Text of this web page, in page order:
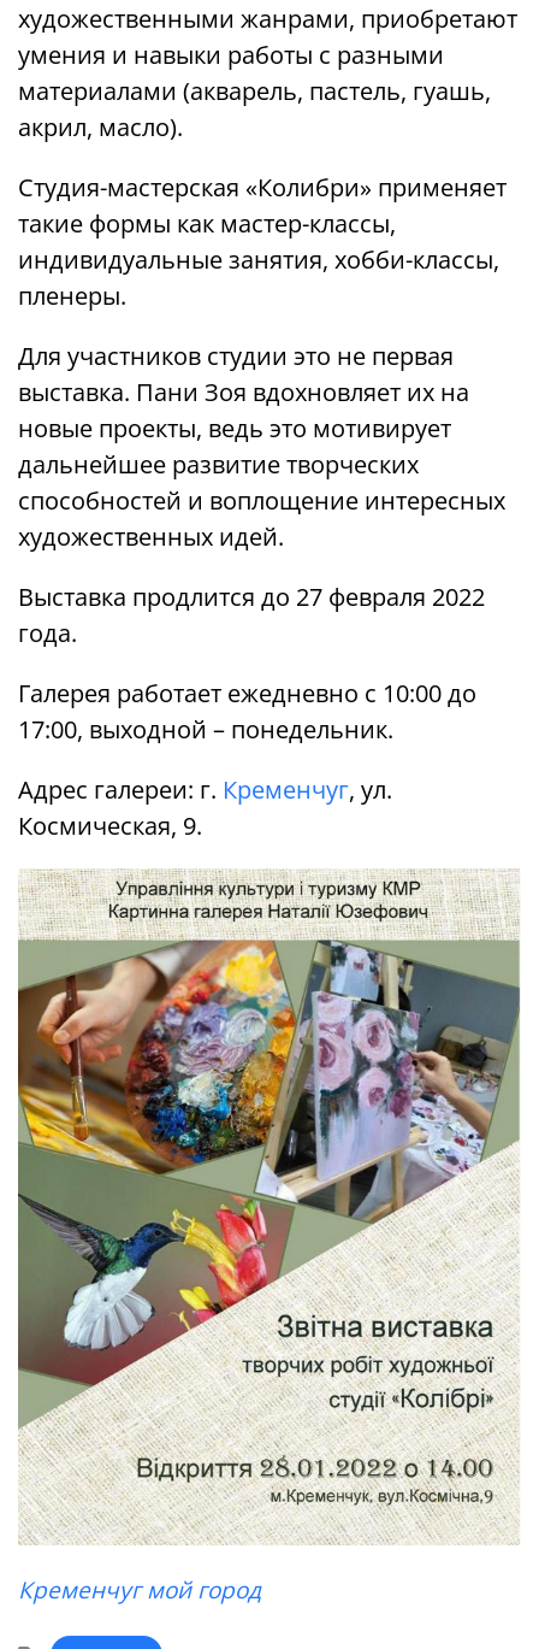
художественными жанрами, приобретают
умения и навыки работы с разными
материалами (акварель, пастель, гуашь,
акрил, масло).
Студия-мастерская «Колибри» применяет
такие формы как мастер-классы,
индивидуальные занятия, хобби-классы,
пленеры.
Для участников студии это не первая
выставка. Пани Зоя вдохновляет их на
новые проекты, ведь это мотивирует
дальнейшее развитие творческих
способностей и воплощение интересных
художественных идей.
Выставка продлится до 27 февраля 2022
года.
Галерея работает ежедневно с 10:00 до
17:00, выходной – понедельник.
Адрес галереи: г. Кременчуг, ул.
Космическая, 9.
Кременчуг мой город